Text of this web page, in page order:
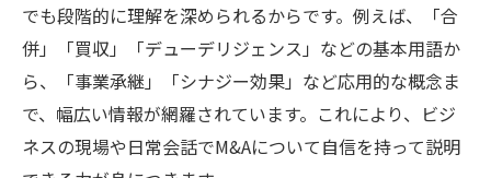
でも段階的に理解を深められるからです。例えば、「合
併」「買収」「デューデリジェンス」などの基本用語か
ら、「事業承継」「シナジー効果」など応用的な概念ま
で、幅広い情報が網羅されています。これにより、ビジ
ネスの現場や日常会話でM&Aについて自信を持って説明